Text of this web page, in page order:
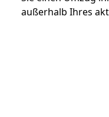
außerhalb Ihres